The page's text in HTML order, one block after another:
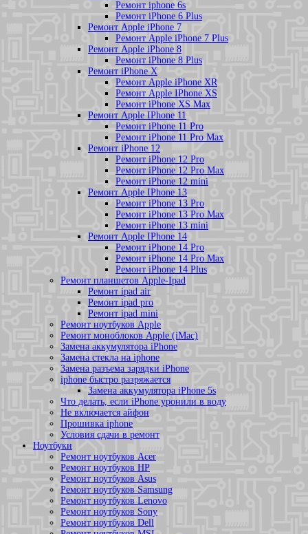
Ремонт iphone 6s
Ремонт iPhone 6 Plus
Ремонт Apple iPhone 7
Ремонт Apple iPhone 7 Plus
Ремонт Apple iPhone 8
Ремонт iPhone 8 Plus
Ремонт iPhone X
Ремонт Apple iPhone XR
Ремонт Apple IPhone XS
Ремонт iPhone XS Max
Ремонт Apple IPhone 11
Ремонт iPhone 11 Pro
Ремонт iPhone 11 Pro Max
Ремонт iPhone 12
Ремонт iPhone 12 Pro
Ремонт iPhone 12 Pro Max
Ремонт iPhone 12 mini
Ремонт Apple IPhone 13
Ремонт iPhone 13 Pro
Ремонт iPhone 13 Pro Max
Ремонт iPhone 13 mini
Ремонт Apple IPhone 14
Ремонт iPhone 14 Pro
Ремонт iPhone 14 Pro Max
Ремонт iPhone 14 Plus
Ремонт планшетов Apple-Ipad
Ремонт ipad air
Ремонт ipad pro
Ремонт ipad mini
Ремонт ноутбуков Apple
Ремонт моноблоков Apple (iMac)
Замена аккумулятора iPhone
Замена стекла на iphone
Замена разъема зарядки iPhone
iphone быстро разряжается
Замена аккумулятора iPhone 5s
Что делать, если iPhone уронили в воду
Не включается айфон
Прошивка iphone
Условия сдачи в ремонт
Ноутбуки
Ремонт ноутбуков Acer
Ремонт ноутбуков HP
Ремонт ноутбуков Asus
Ремонт ноутбуков Samsung
Ремонт ноутбуков Lenovo
Ремонт ноутбуков Sony
Ремонт ноутбуков Dell